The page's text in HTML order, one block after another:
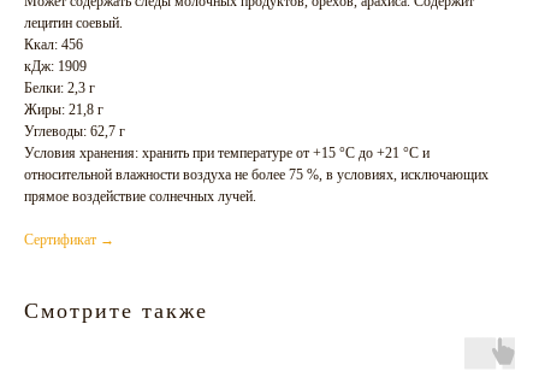
лецитин соевый.
Ккал: 456
кДж: 1909
Белки: 2,3 г
Жиры: 21,8 г
Углеводы: 62,7 г
Условия хранения: хранить при температуре от +15 °С до +21 °С и
относительной влажности воздуха не более 75 %, в условиях, исключающих
прямое воздействие солнечных лучей.
Сертификат →
Смотрите также